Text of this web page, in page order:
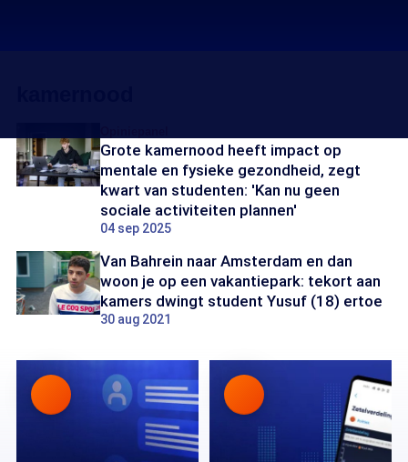
Grote kamernood heeft impact op
mentale en fysieke gezondheid, zegt
kwart van studenten: 'Kan nu geen
sociale activiteiten plannen'
04 sep 2025
Van Bahrein naar Amsterdam en dan
woon je op een vakantiepark: tekort aan
kamers dwingt student Yusuf (18) ertoe
30 aug 2021